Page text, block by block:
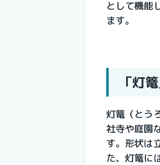
として機能
ます。
「灯
灯篭（とう
社寺や庭園
す。形状は
た、灯篭に